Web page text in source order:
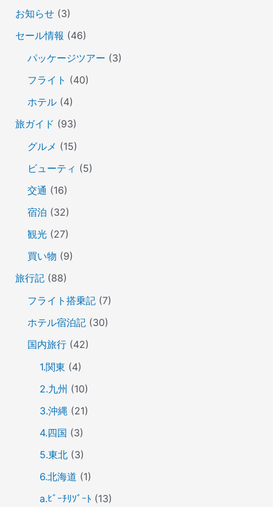
お知らせ(3)
セール情報 (46)
パッケージツアー (3)
フライト (40)
ホテル(4)
旅ガイド (93)
グルメ (15)
ビューティ (5)
交通 (16)
宿泊 (32)
観光(27)
買い物 (9)
旅行記(88)
フライト搭乗記(7)
ホテル宿泊記(30)
国内旅行(42)
1.関東 (4)
2.九州 (10)
3.沖縄(21)
4.四国 (3)
5.東北(3)
6.北海道 (1)
a.ﾋﾞｰﾁﾘｿﾞｰﾄ (13)